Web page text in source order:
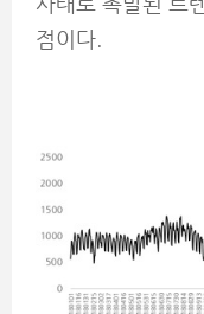
점이다.